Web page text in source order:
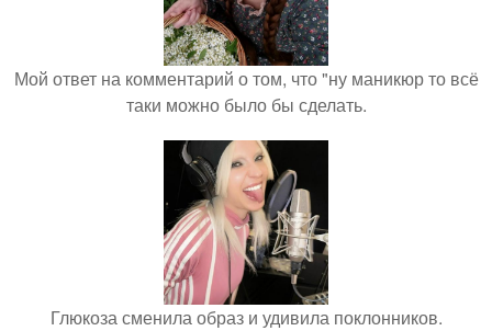
Мой ответ на комментарий о том, что "ну маникюр то всё
таки можно было бы сделать.
Глюкоза сменила образ и удивила поклонников.